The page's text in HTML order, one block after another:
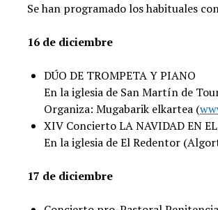
Se han programado los habituales
16 de diciembre
DÚO DE TROMPETA Y PIANO
En la iglesia de San Martín de
Organiza: Mugabarik elkartea (
XIV Concierto LA NAVIDAD EN
En la iglesia de El Redentor
17 de diciembre